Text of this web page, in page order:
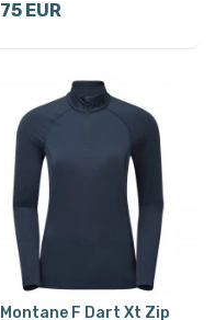
75 EUR
Montane F Dart Xt Zip